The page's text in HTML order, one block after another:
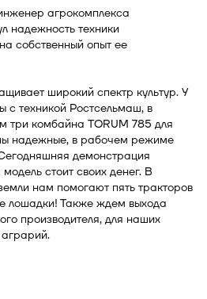
агрокомплекса
надежность техники
собственный опыт ее
широкий спектр культур. У
с техникой Ростсельмаш, в
три комбайна TORUM 785 для
надежные, в рабочем режиме
демонстрация
стоит своих денег. В
нам помогают пять тракторов
лошадки! Также ждем выхода
производителя, для наших